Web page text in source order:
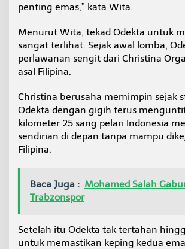
penting emas,” kata Wita.
Menurut Wita, tekad Odekta untuk
sangat terlihat. Sejak awal lomba,
perlawanan sengit dari Christina
asal Filipina.
Christina berusaha memimpin sejak
Odekta dengan gigih terus
kilometer 25 sang pelari Indonesia
sendirian di depan tanpa mampu
Filipina.
Baca Juga : Mohamed Salah
Trabzonspor
Setelah itu Odekta tak tertahan
untuk memastikan keping kedua